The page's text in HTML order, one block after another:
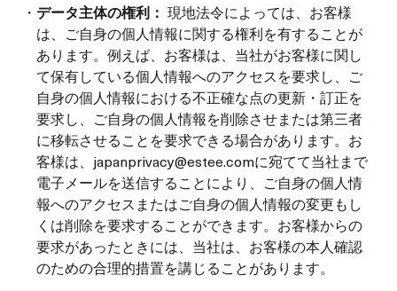
・ データ主体の権利： 現地法令によっては、お客様
は、ご自身の個人情報に関する権利を有することが
あります。例えば、お客様は、当社がお客様に関し
て保有している個人情報へのアクセスを要求し、ご
自身の個人情報における不正確な点の更新・訂正を
要求し、ご自身の個人情報を削除させまたは第三者
に移転させることを要求できる場合があります。お
客様は、japanprivacy@estee.comに宛てて当社まで
電子メールを送信することにより、ご自身の個人情
報へのアクセスまたはご自身の個人情報の変更もし
くは削除を要求することができます。お客様からの
要求があったときには、当社は、お客様の本人確認
のための合理的措置を講じることがあります。